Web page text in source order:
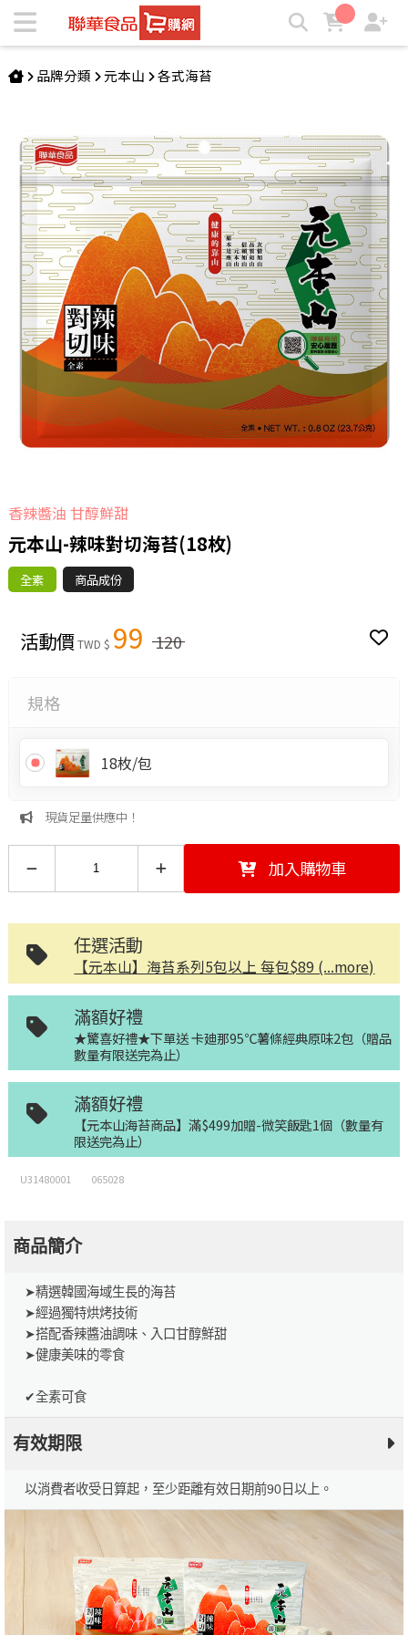
元本山-辣味對切海苔(18枚) | ★聯華食品e購網★
品牌分類 元本山 各式海苔
香辣醬油 甘醇鮮甜
元本山-辣味對切海苔(18枚)
全素 商品成份
活動價TWD $ 99 120
規格
18枚/包
現貨足量供應中！
加入購物車
任選活動
【元本山】海苔系列5包以上 每包$89 (...more)
滿額好禮
★驚喜好禮★下單送 卡廸那95℃薯條經典原味2包（贈品
數量有限送完為止）
滿額好禮
【元本山海苔商品】滿$499加贈-微笑飯匙1個（數量有
限送完為止）
U31480001 065028
商品簡介
➤精選韓國海域生長的海苔
➤經過獨特烘烤技術
➤搭配香辣醬油調味、入口甘醇鮮甜
➤健康美味的零食
✔全素可食
有效期限
以消費者收受日算起，至少距離有效日期前90日以上。